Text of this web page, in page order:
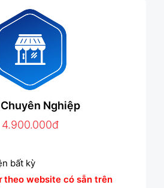
Nghiệp
4.900.000đ
bất kỳ
theo website có sẵn trên